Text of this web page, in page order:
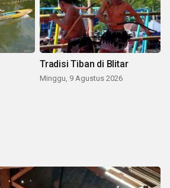
Tradisi Tiban di Blitar
Minggu, 9 Agustus 2026